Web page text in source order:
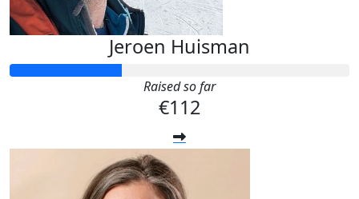
Jeroen Huisman
Raised so far
€112